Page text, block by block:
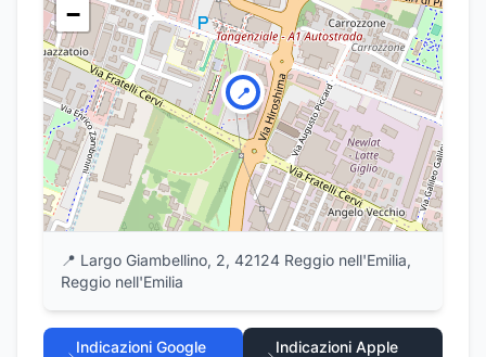
📍
−
📍 Largo Giambellino, 2, 42124 Reggio nell'Emilia,
Reggio nell'Emilia
Indicazioni Google
Indicazioni Apple